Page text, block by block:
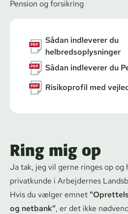
Pension og forsikring
Sådan indleverer du
helbredsoplysninger
Sådan indleverer du
Risikoprofil med
Ring mig op
Ja tak, jeg vil gerne ringes op og
privatkunde i Arbejdernes
Hvis du vælger emnet
og netbank”, er det ikke